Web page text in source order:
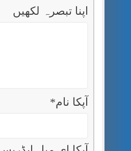
اپنا تبصرہ لکھیں
آپکا نام*